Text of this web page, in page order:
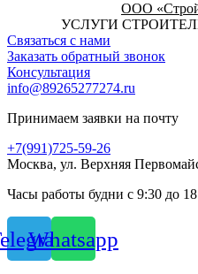
ООО
УСЛУГИ
Связаться с нами
Заказать обратный звонок
Консультация
info@89265277274.ru
Принимаем заявки на почту
+7(991)725-59-26
Москва, ул. Верхняя
Часы работы будни с 9:30 до
Whatsapp